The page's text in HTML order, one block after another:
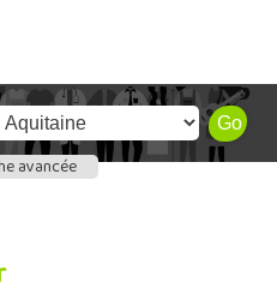
avancée